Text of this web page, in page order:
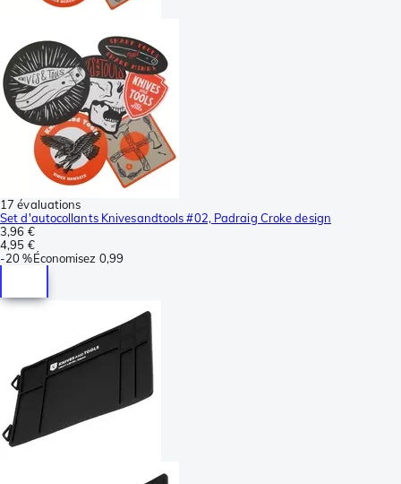
17 évaluations
Set d'autocollants Knivesandtools #02, Padraig Croke design
3,96 €
4,95 €
-20 %Économisez 0,99